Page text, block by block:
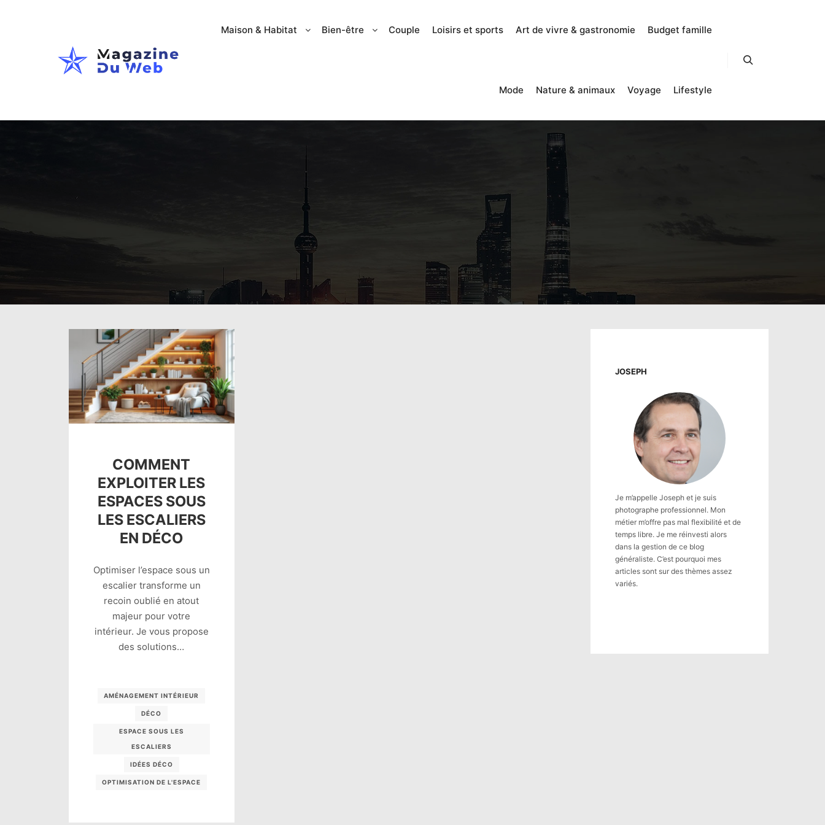
Maison & Habitat Bien-être Couple Loisirs et sports Art de vivre & gastronomie Budget famille
Mode Nature & animaux Voyage Lifestyle
COMMENT
EXPLOITER LES
ESPACES SOUS
LES ESCALIERS
EN DÉCO
Optimiser l’espace sous un
escalier transforme un
recoin oublié en atout
majeur pour votre
intérieur. Je vous propose
des solutions…
AMÉNAGEMENT INTÉRIEUR
DÉCO
ESPACE SOUS LES
ESCALIERS
IDÉES DÉCO
OPTIMISATION DE L'ESPACE
JOSEPH
Je m’appelle Joseph et je suis
photographe professionnel. Mon
métier m’offre pas mal flexibilité et de
temps libre. Je me réinvesti alors
dans la gestion de ce blog
généraliste. C’est pourquoi mes
articles sont sur des thèmes assez
variés.